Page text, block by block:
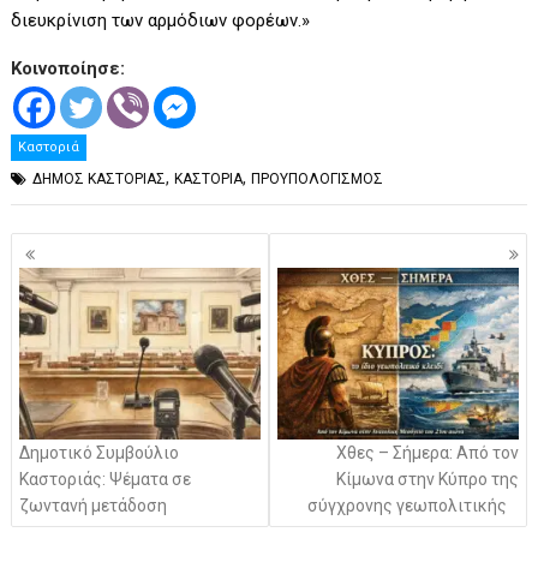
διευκρίνιση των αρμόδιων φορέων.»
Κοινοποίησε:
Καστοριά
ΔΗΜΟΣ ΚΑΣΤΟΡΙΑΣ,ΚΑΣΤΟΡΙΑ,ΠΡΟΥΠΟΛΟΓΙΣΜΟΣ
Πλοήγηση
άρθρων
Δημοτικό Συμβούλιο
Καστοριάς: Ψέματα σε
ζωντανή μετάδοση
Χθες – Σήμερα: Από τον
Κίμωνα στην Κύπρο της
σύγχρονης γεωπολιτικής